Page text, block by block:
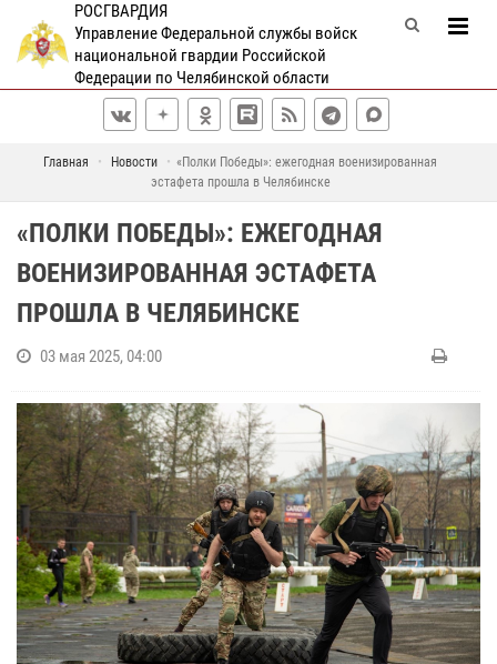
РОСГВАРДИЯ
Управление Федеральной службы войск
национальной гвардии Российской
Федерации по Челябинской области
Главная Новости
«Полки Победы»: ежегодная военизированная
эстафета прошла в Челябинске
«ПОЛКИ ПОБЕДЫ»: ЕЖЕГОДНАЯ
ВОЕНИЗИРОВАННАЯ ЭСТАФЕТА
ПРОШЛА В ЧЕЛЯБИНСКЕ
03 мая 2025, 04:00